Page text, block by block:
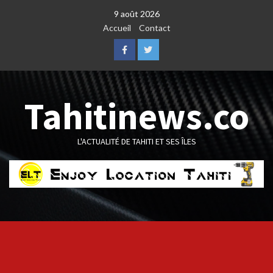
9 août 2026
Accueil
Contact
FacebookTwitter
Tahitinews.co
L'ACTUALITÉ DE TAHITI ET SES ÎLES